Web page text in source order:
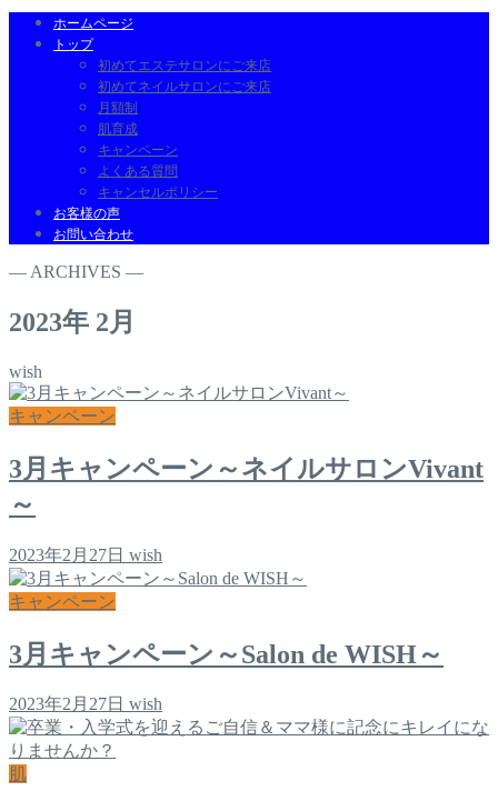
ホームページ
トップ
初めてエステサロンにご来店
初めてネイルサロンにご来店
月額制
肌育成
キャンペーン
よくある質問
キャンセルポリシー
お客様の声
お問い合わせ
― ARCHIVES ―
2023年 2月
wish
キャンペーン
3月キャンペーン～ネイルサロンVivant
～
2023年2月27日 wish
キャンペーン
3月キャンペーン～Salon de WISH～
2023年2月27日 wish
肌